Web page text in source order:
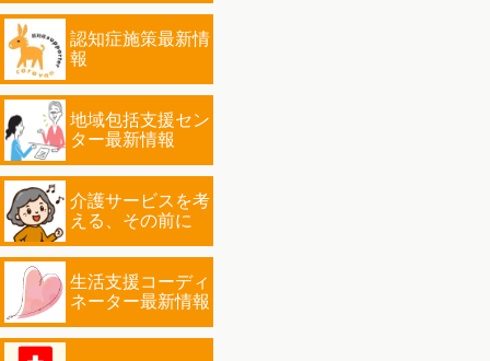
認知症施策最新情
報
地域包括支援セン
ター最新情報
介護サービスを考
える、その前に
生活支援コーディ
ネーター最新情報